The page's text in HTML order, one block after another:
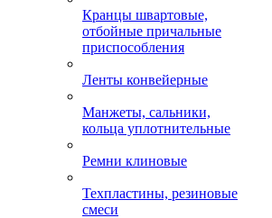
Кранцы швартовые,
отбойные причальные
приспособления
Ленты конвейерные
Манжеты, сальники,
кольца уплотнительные
Ремни клиновые
Техпластины, резиновые
смеси